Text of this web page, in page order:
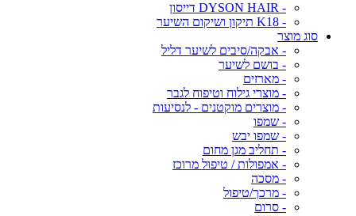
- DYSON HAIR דייסון
- K18 תיקון ושיקום השיער
סוג מוצר
- אבקה/סיבים לשיער דליל
- בושם לשיער
- מארזים
- מוצרי גילוח וטיפוח לגבר
- מוצרים מוקטנים - לנסיעות
- שמפו
- שמפו יבש
- תחליב מגן מחום
- אמפולות / טיפול מרוכז
- מסכה
- מרכך/טיפול
- סרום